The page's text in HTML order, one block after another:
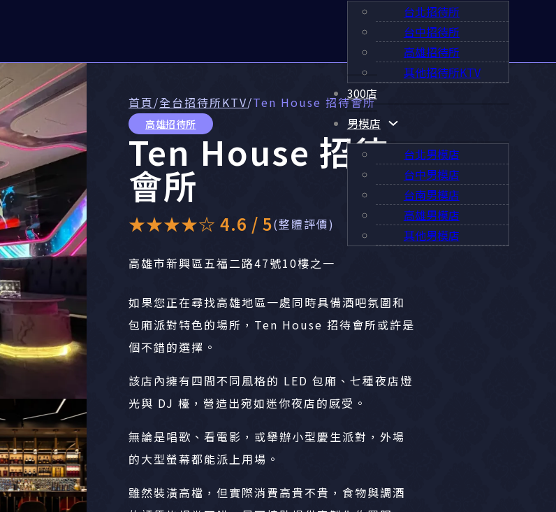
台北招待所
台中招待所
高雄招待所
其他招待所KTV
300店
男模店
台北男模店
台中男模店
台南男模店
高雄男模店
其他男模店
首頁/全台招待所KTV/Ten House 招待會所
高雄招待所
Ten House 招待
會所
★★★★☆ 4.6 / 5(整體評價)
高雄市新興區五福二路47號10樓之一
如果您正在尋找高雄地區一處同時具備酒吧氛圍和
包廂派對特色的場所，Ten House 招待會所或許是
個不錯的選擇。
該店內擁有四間不同風格的 LED 包廂、七種夜店燈
光與 DJ 檯，營造出宛如迷你夜店的感受。
無論是唱歌、看電影，或舉辦小型慶生派對，外場
的大型螢幕都能派上用場。
雖然裝潢高檔，但實際消費高貴不貴，食物與調酒